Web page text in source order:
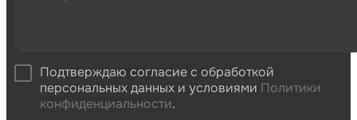
Подтверждаю согласие с обработкой
персональных данных и условиями Политики
конфиденциальности.